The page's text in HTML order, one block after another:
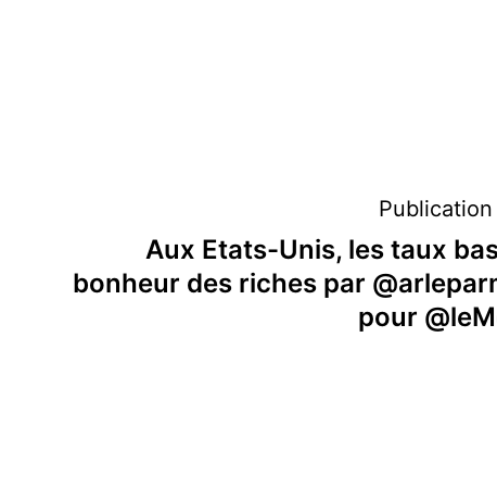
Aux Etats-Unis, les taux
bonheur des riches par
pour